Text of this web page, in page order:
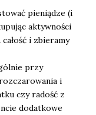
pieniądze (i
aktywności
i zbieramy
przy
i
czy radość z
dodatkowe